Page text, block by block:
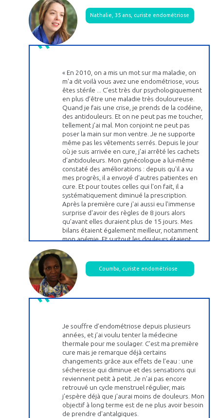
Nathalie, 35 ans, curiste endométriose
« En 2010, on a mis un mot sur ma maladie, on
m'a dit voilà vous avez une endométriose, vous
êtes stérile ... C’est très dur psychologiquement
en plus d’être une maladie très douloureuse.
Quand je fais une crise, je prends de la codéine,
des antidouleurs. Et on ne peut pas me toucher,
tellement j'ai mal. Mon conjoint ne peut pas
poser la main sur mon ventre. Je ne supporte
même pas les vêtements serrés. Depuis le jour
où je suis arrivée en cure, j'ai arrêté les cachets
d’antidouleurs. Mon gynécologue a lui-même
constaté des améliorations : depuis qu'il a vu
mes progrès, il a envoyé d'autres patientes en
cure. Et pour toutes celles qui l'on fait, il a
systématiquement diminué la prescription.
Après la première cure j'ai aussi eu l'immense
surprise d'avoir des règles de 8 jours alors
qu’avant elles duraient plus de 15 jours. Mes
bilans étaient également meilleur, notamment
mon anémie. Et surtout les douleurs étaient
5 jours de règles. Et encore moins de douleurs.
La troisième année, je suis passée à 4 jours, avec
seulement deux jours d'hémorragie. Là, je
revivais ! Et puis surtout, pas de douleur,
pendant 10 mois !
Coumba, curiste endométriose
Je souffre d’endométriose depuis plusieurs
années, et j’ai voulu tenter la médecine
thermale pour me soulager. C’est ma première
cure mais je remarque déjà certains
changements grâce aux effets de l’eau : une
sécheresse qui diminue et des sensations qui
reviennent petit à petit. Je n’ai pas encore
retrouvé un cycle menstruel régulier, mais
j'espère déjà que j'aurai moins de douleurs. Mon
objectif à long terme est de ne plus avoir besoin
de prendre d'antalgiques.